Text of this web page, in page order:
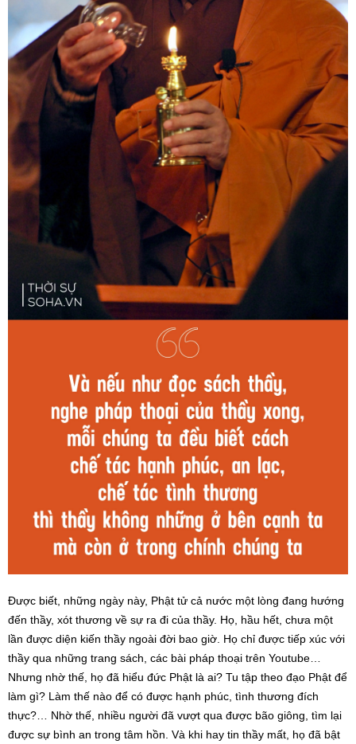
Được biết, những ngày này, Phật tử cả nước một lòng đang hướng
đến thầy, xót thương về sự ra đi của thầy. Họ, hầu hết, chưa một
lần được diện kiến thầy ngoài đời bao giờ. Họ chỉ được tiếp xúc với
thầy qua những trang sách, các bài pháp thoại trên Youtube…
Nhưng nhờ thế, họ đã hiểu đức Phật là ai? Tu tập theo đạo Phật để
làm gì? Làm thế nào để có được hạnh phúc, tình thương đích
thực?… Nhờ thế, nhiều người đã vượt qua được bão giông, tìm lại
được sự bình an trong tâm hồn. Và khi hay tin thầy mất, họ đã bật